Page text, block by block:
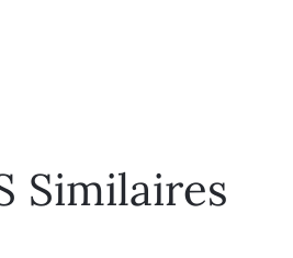
Similaires